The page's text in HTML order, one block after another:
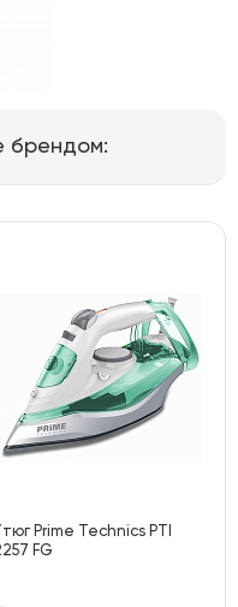
брендом:
Prime Technics PTI
FG